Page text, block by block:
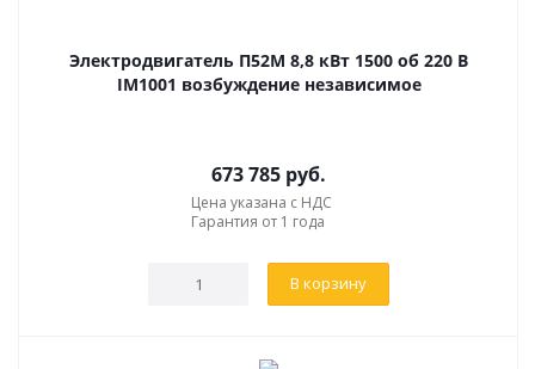
Электродвигатель П52М 8,8 кВт 1500 об 220 В
IM1001 возбуждение независимое
673 785 руб.
Цена указана с НДС
Гарантия от 1 года
В корзину